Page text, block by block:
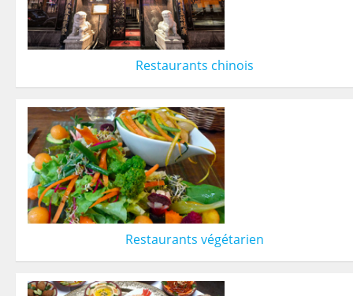
Restaurants chinois
Restaurants végétarien